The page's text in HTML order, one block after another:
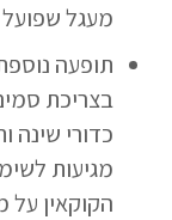
מעגל
תופעה
בצריכת
כדורי
מגיעות
הקוקאין